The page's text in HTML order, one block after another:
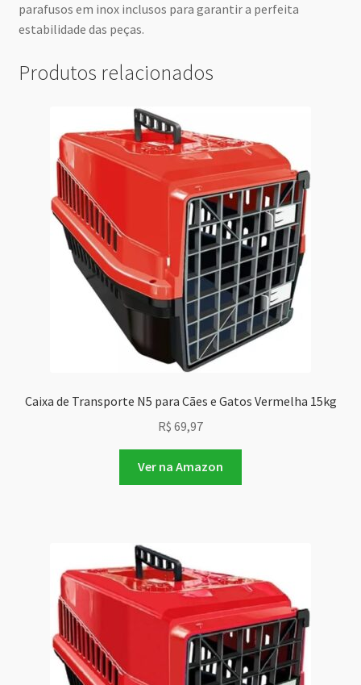
parafusos em inox inclusos para garantir a perfeita
estabilidade das peças.
Produtos relacionados
Caixa de Transporte N5 para Cães e Gatos Vermelha 15kg
R$ 69,97
Ver na Amazon